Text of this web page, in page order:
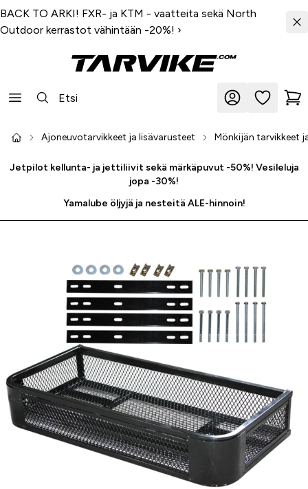
BACK TO ARKI! FXR- ja KTM - vaatteita sekä North
Outdoor kerrastot vähintään -20%! ›
Ajoneuvotarvikkeet ja lisävarusteet Mönkijän tarvikkeet
Jetpilot kellunta- ja jettiliivit sekä märkäpuvut -50%! Vesileluja
jopa -30%!
Yamalube öljyjä ja nesteitä ALE-hinnoin!